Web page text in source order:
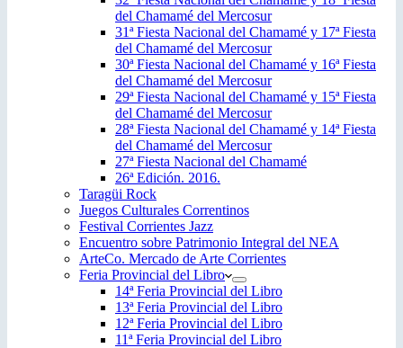
del Chamamé del Mercosur
31ª Fiesta Nacional del Chamamé y 17ª Fiesta
del Chamamé del Mercosur
30ª Fiesta Nacional del Chamamé y 16ª Fiesta
del Chamamé del Mercosur
29ª Fiesta Nacional del Chamamé y 15ª Fiesta
del Chamamé del Mercosur
28ª Fiesta Nacional del Chamamé y 14ª Fiesta
del Chamamé del Mercosur
27ª Fiesta Nacional del Chamamé
26ª Edición. 2016.
Taragüi Rock
Juegos Culturales Correntinos
Festival Corrientes Jazz
Encuentro sobre Patrimonio Integral del NEA
ArteCo. Mercado de Arte Corrientes
Feria Provincial del Libro
14ª Feria Provincial del Libro
13ª Feria Provincial del Libro
12ª Feria Provincial del Libro
11ª Feria Provincial del Libro